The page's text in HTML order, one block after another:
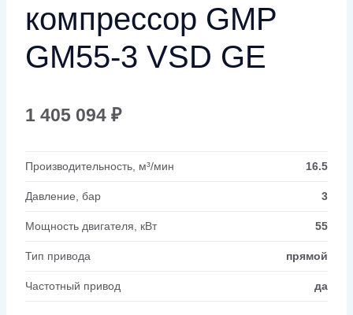
компрессор GMP
GM55-3 VSD GE
1 405 094 ₽
Производительность, м³/мин 16.5
Давление, бар 3
Мощность двигателя, кВт 55
Тип привода прямой
Частотный привод да